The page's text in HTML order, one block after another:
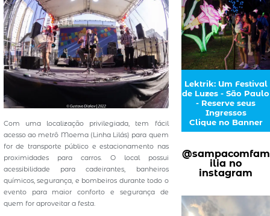
Com uma localização privilegiada, tem fácil
acesso ao metrô Moema (Linha Lilás) para quem
for de transporte público e estacionamento nas
proximidades para carros. O local possui
acessibilidade para cadeirantes, banheiros
químicos, segurança, e bombeiros durante todo o
evento para maior conforto e segurança de
quem for aproveitar a festa.
Lektrik: Um Festival
de Luzes - São Paulo
- Reserve seus
Ingressos
Clique no Banner
@sampacomfam
ilia no
instagram